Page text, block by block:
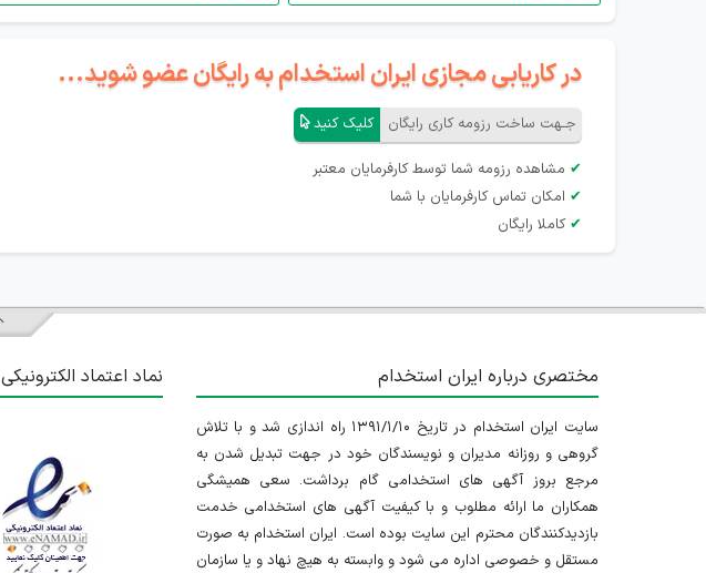
در کاریابی مجازی ایران استخدام به رایگان عضو شوید...
جـهت ساخت رزومه کاری رایگان کلیک کنید
✔ مشاهده رزومه شما توسط کارفرمایان معتبر
✔ امکان تماس کارفرمایان با شما
✔ کاملا رایگان
مختصری درباره ایران استخدام
سایت ایران استخدام در تاریخ ۱۳۹۱/۱/۱۰ راه اندازی شد و با تلاش
گروهی و روزانه مدیران و نویسندگان خود در جهت تبدیل شدن به
مرجع بروز آگهی های استخدامی گام برداشت. سعی همیشگی
همکاران ما ارائه مطلوب و با کیفیت آگهی های استخدامی خدمت
بازدیدکنندگان محترم این سایت بوده است. ایران استخدام به صورت
مستقل و خصوصی اداره می شود و وابسته به هیچ نهاد و یا سازمان
نماد اعتماد الکترونیکی